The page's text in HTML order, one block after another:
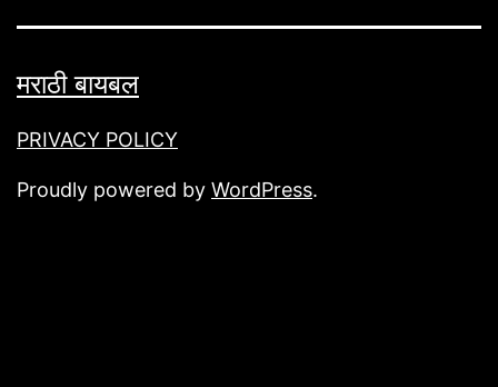
मराठी बायबल
PRIVACY POLICY
Proudly powered by WordPress.